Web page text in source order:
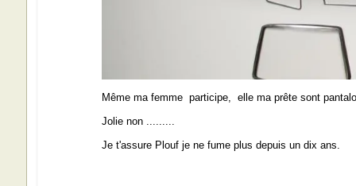
Même ma femme participe, elle ma prête sont
Jolie non .........
Je t'assure Plouf je ne fume plus depuis un dix ans.